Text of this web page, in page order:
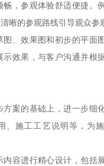
，参观体验舒适便捷。
晰的参观路线引导观众参
、效果图和初步的平面
效果，与客户沟通并根
方案的基础上，进一步细
、施工工艺说明等，为
内容进行精心设计，包括